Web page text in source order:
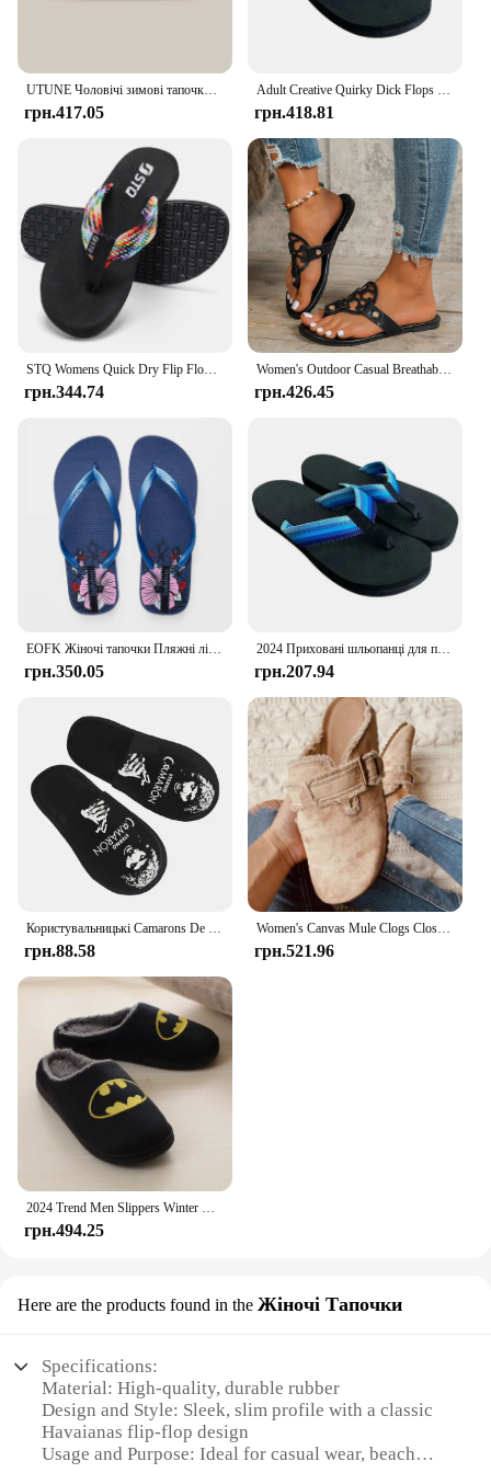
UTUNE Чоловічі зимові тапочки Водонепроникні вітрозахисні теплі черевики Нековзке бавовняне взуття для активного відпочинку та дому Розмір 1-2 зі шнурком
грн.417.05
Adult Creative Quirky Dick Flops Slippers, Beach Flip Flops, Spread Hap Penis Hidden Penis Flops, Playful Quick Drying Slippers
грн.418.81
STQ Womens Quick Dry Flip Flops with Yoga Mat Arch Support Thong Sandals
грн.344.74
Women's Outdoor Casual Breathable Sandals, Fashionable Hollow Summer Flat Sports Sandals
грн.426.45
EOFK Жіночі тапочки Пляжні літні шльопанці Модні дизайнерські жіночі фіолетові домашні жіночі гірки
грн.350.05
2024 Приховані шльопанці для пеніса Пародійна креативна тапочка для пеніса Літні пляжні комфортні нековзкі чоловічі сандалі Пляжні шльопанці Тапочки для членів
грн.207.94
Користувальницькі Camarons De La Isla Відомий музикант Затишні тапочки з піни з ефектом пам’яті Жіночі тапочки з острівними креветками Співак фламенко Спа Домашнє взуття
грн.88.58
Women's Canvas Mule Clogs Closed Toe Cork Footbed Slide Slippers Ladies Fashion Print Trimmed Fringe Birken Sandals
грн.521.96
2024 Trend Men Slippers Winter Warm Cotton Slippers Male Flats Soft Non-slip Slides Household Indoor Slippers Large Size
грн.494.25
Here are the products found in the Жіночі Тапочки
Specifications:
Material: High-quality, durable rubber
Design and Style: Sleek, slim profile with a classic
Havaianas flip-flop design
Usage and Purpose: Ideal for casual wear, beach